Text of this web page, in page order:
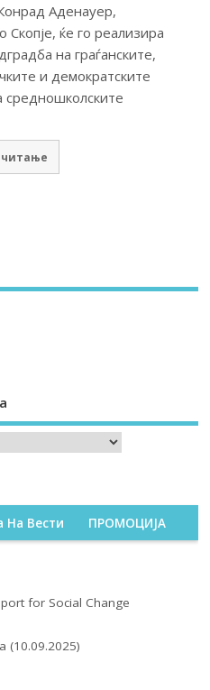
Аденауер,
Скопје, ќе го реализира
на граѓанските,
и демократските
средношколските
На Вести ПРОМОЦИЈА
for Social Change
(10.09.2025)